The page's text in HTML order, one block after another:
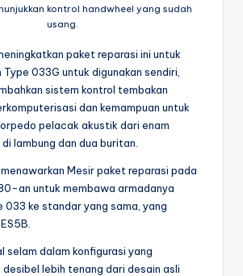
kontrol handwheel yang sudah
usang.
paket reparasi ini untuk
033G untuk digunakan sendiri,
sistem kontrol tembakan
dan kemampuan untuk
pelacak akustik dari enam
lambung dan dua buritan.
Mesir paket reparasi pada
an untuk membawa armadanya
033 ke standar yang sama, yang
selam dalam konfigurasi yang
lebih tenang dari desain asli